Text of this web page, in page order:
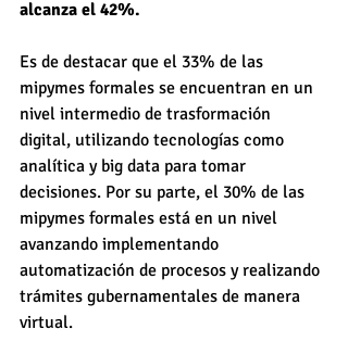
alcanza el 42%.
Es de destacar que el 33% de las
mipymes formales se encuentran en un
nivel intermedio de trasformación
digital, utilizando tecnologías como
analítica y big data para tomar
decisiones. Por su parte, el 30% de las
mipymes formales está en un nivel
avanzando implementando
automatización de procesos y realizando
trámites gubernamentales de manera
virtual.